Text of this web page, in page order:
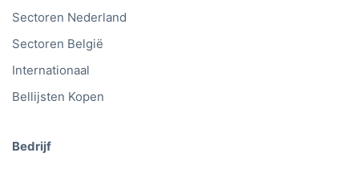
Sectoren Nederland
Sectoren België
Internationaal
Bellijsten Kopen
Bedrijf